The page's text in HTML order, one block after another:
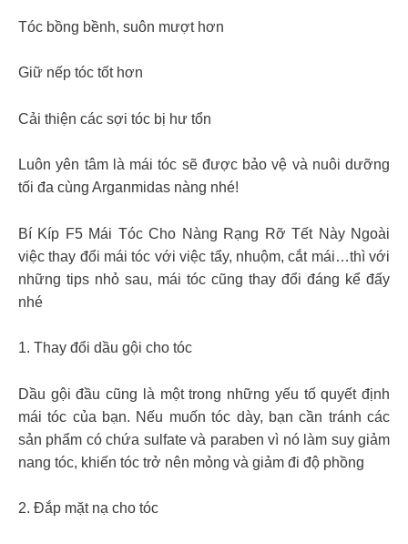
Tóc bồng bềnh, suôn mượt hơn
Giữ nếp tóc tốt hơn
Cải thiện các sợi tóc bị hư tổn
Luôn yên tâm là mái tóc sẽ được bảo vệ và nuôi dưỡng
tối đa cùng Arganmidas nàng nhé!
Bí Kíp F5 Mái Tóc Cho Nàng Rạng Rỡ Tết Này Ngoài
việc thay đổi mái tóc với việc tẩy, nhuộm, cắt mái…thì với
những tips nhỏ sau, mái tóc cũng thay đổi đáng kể đấy
nhé
1. Thay đổi dầu gội cho tóc
Dầu gội đầu cũng là một trong những yếu tố quyết định
mái tóc của bạn. Nếu muốn tóc dày, bạn cần tránh các
sản phẩm có chứa sulfate và paraben vì nó làm suy giảm
nang tóc, khiến tóc trở nên mỏng và giảm đi độ phồng
2. Đắp mặt nạ cho tóc